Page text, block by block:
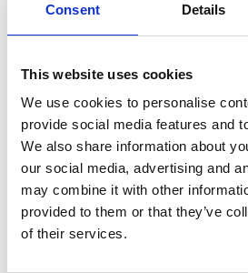
Consent Details
This website uses cookies
We use cookies to personalise
provide social media features and
We also share information about
our social media, advertising and
may combine it with other
provided to them or that they’ve
of their services.
NAPAPIJRI
Dettagli
Vedi Prezzo
DOPPIO SCONTO: -70%
Taglia:S